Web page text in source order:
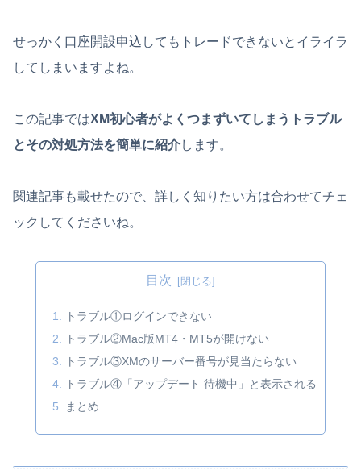
せっかく口座開設申込してもトレードできないとイライラ
してしまいますよね。
この記事ではXM初心者がよくつまずいてしまうトラブル
とその対処方法を簡単に紹介します。
関連記事も載せたので、詳しく知りたい方は合わせてチェ
ックしてくださいね。
目次
トラブル①ログインできない
トラブル②Mac版MT4・MT5が開けない
トラブル③XMのサーバー番号が見当たらない
トラブル④「アップデート 待機中」と表示される
まとめ